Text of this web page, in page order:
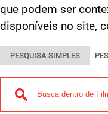
que podem ser
disponíveis no site,
PESQUISA SIMPLES